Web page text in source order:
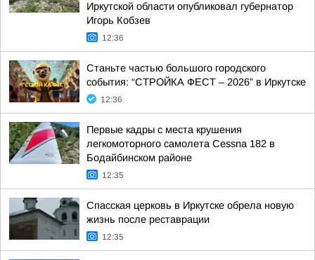
Иркутской области опубликовал губернатор
Игорь Кобзев
12:36
Станьте частью большого городского
события: “СТРОЙКА ФЕСТ – 2026” в Иркутске
12:36
Первые кадры с места крушения
легкомоторного самолета Cessna 182 в
Бодайбинском районе
12:35
Спасская церковь в Иркутске обрела новую
жизнь после реставрации
12:35